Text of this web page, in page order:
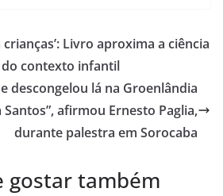
Livro aproxima a ciência
do contexto infantil
descongelou lá na Groenlândia
afirmou Ernesto Paglia,
durante palestra em Sorocaba
gostar também